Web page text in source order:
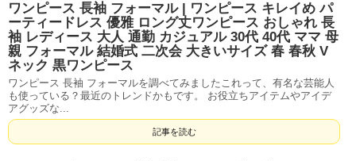
ワンピース 長袖 フォーマル | ワンピース キレイめ パ
ーティードレス 優雅 ロング丈ワンピース おしゃれ 長
袖 レディース 大人 通勤 カジュアル 30代 40代 ママ 母
親 フォーマル 結婚式 二次会 大きいサイズ 春 春秋 V
ネック 黒ワンピース
ワンピース 長袖 フォーマルを調べてみましたこれって、有名な芸能人
も使っている？最近のトレンドかもです。 お役立ちアイテムやアイデ
アグッズな...
記事を読む